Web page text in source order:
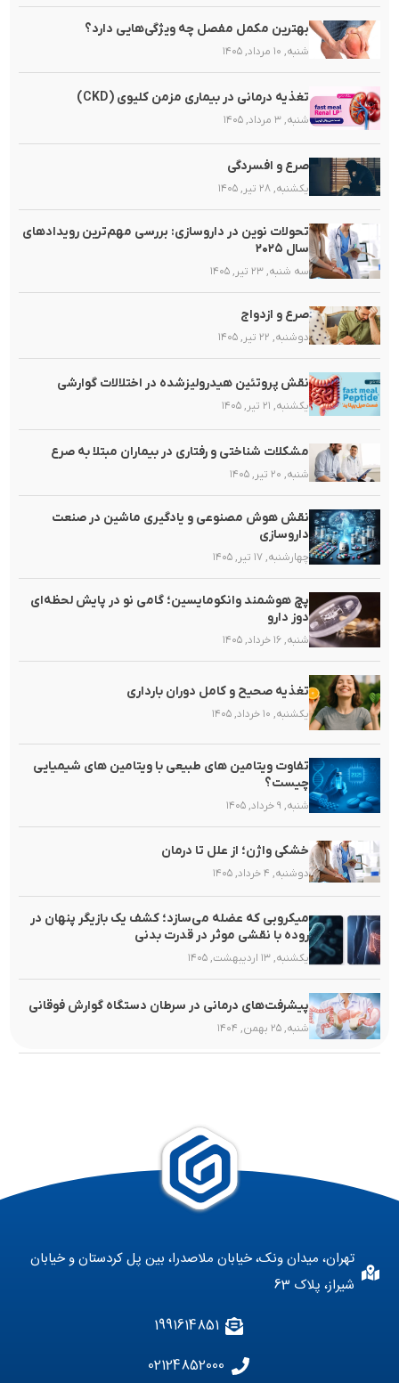
بهترین مکمل مفصل چه ویژگی‌هایی دارد؟
شنبه, ۱۰ مرداد, ۱۴۰۵
تغذیه‌ درمانی در بیماری مزمن کلیوی (CKD)
شنبه, ۳ مرداد, ۱۴۰۵
صرع و افسردگی
یکشنبه, ۲۸ تیر, ۱۴۰۵
تحولات نوین در داروسازی: بررسی مهم‌ترین رویدادهای
سال ۲۰۲۵
سه شنبه, ۲۳ تیر, ۱۴۰۵
صرع و ازدواج
دوشنبه, ۲۲ تیر, ۱۴۰۵
نقش پروتئین هیدرولیزشده در اختلالات گوارشی
یکشنبه, ۲۱ تیر, ۱۴۰۵
مشکلات شناختی و رفتاری در بیماران مبتلا به صرع
شنبه, ۲۰ تیر, ۱۴۰۵
نقش هوش مصنوعی و یادگیری ماشین در صنعت
داروسازی
چهارشنبه, ۱۷ تیر, ۱۴۰۵
پچ هوشمند وانکومایسین؛ گامی نو در پایش لحظه‌ای
دوز دارو
شنبه, ۱۶ خرداد, ۱۴۰۵
تغذیه صحیح و کامل دوران بارداری
یکشنبه, ۱۰ خرداد, ۱۴۰۵
تفاوت ویتامین های طبیعی با ویتامین های شیمیایی
چیست؟
شنبه, ۹ خرداد, ۱۴۰۵
خشکی واژن؛ از علل تا درمان
دوشنبه, ۴ خرداد, ۱۴۰۵
میکروبی که عضله می‌سازد؛ کشف یک بازیگر پنهان در
روده با نقشی موثر در قدرت بدنی
یکشنبه, ۱۳ اردیبهشت, ۱۴۰۵
پیشرفت‌های درمانی در سرطان دستگاه گوارش فوقانی
شنبه, ۲۵ بهمن, ۱۴۰۴
تهران، میدان ونک، خیابان ملاصدرا، بین پل کردستان و خیابان
شیراز، پلاک 63
1991614851
02124852000